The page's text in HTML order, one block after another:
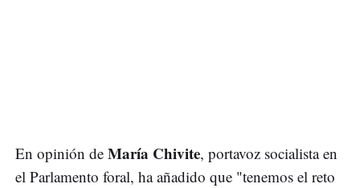
En opinión de María Chivite, portavoz socialista en
el Parlamento foral, ha añadido que "tenemos el reto